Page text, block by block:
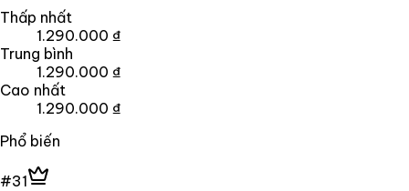
Thấp nhất
1.290.000 ₫
Trung bình
1.290.000 ₫
Cao nhất
1.290.000 ₫
Phổ biến
#31